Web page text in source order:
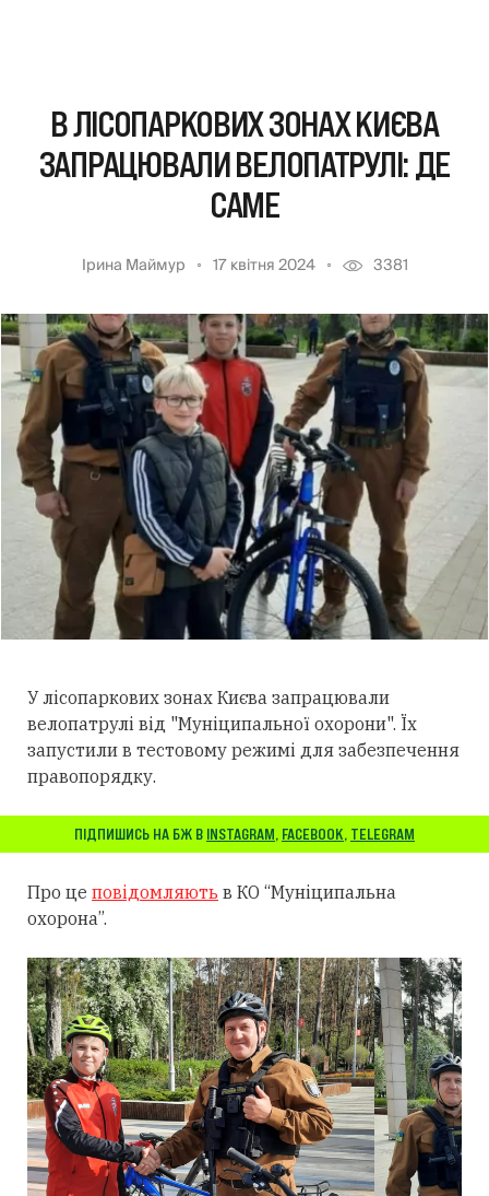
В ЛІСОПАРКОВИХ ЗОНАХ КИЄВА
ЗАПРАЦЮВАЛИ ВЕЛОПАТРУЛІ: ДЕ
САМЕ
Ірина Маймур 17 квітня 2024 3381
У лісопаркових зонах Києва запрацювали
велопатрулі від "Муніципальної охорони". Їх
запустили в тестовому режимі для забезпечення
правопорядку.
ПІДПИШИСЬ НА БЖ В INSTAGRAM, FACEBOOK, TELEGRAM
Про це повідомляють в КО “Муніципальна
охорона”.